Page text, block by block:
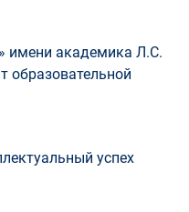
имени академика Л.С.
образовательной
успех